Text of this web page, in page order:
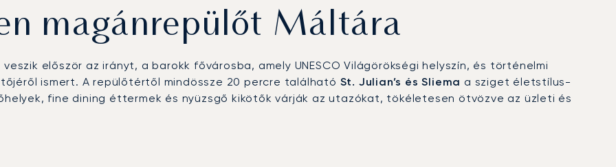
magánrepülőt Máltára
veszik először az irányt, a barokk fővárosba, amely UNESCO Világörökségi helyszín, és történelmi
ismert. A repülőtértől mindössze 20 percre található St. Julian’s és Sliema a sziget életstílus-
fine dining éttermek és nyüzsgő kikötők várják az utazókat, tökéletesen ötvözve az üzleti és